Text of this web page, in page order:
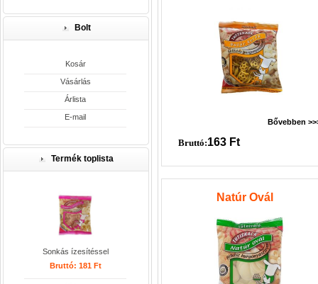
Bolt
Kosár
Vásárlás
Árlista
E-mail
Termék toplista
Sonkás ízesítéssel
Bruttó: 181 Ft
Bővebben
Bruttó:163 Ft
Natúr Ovál